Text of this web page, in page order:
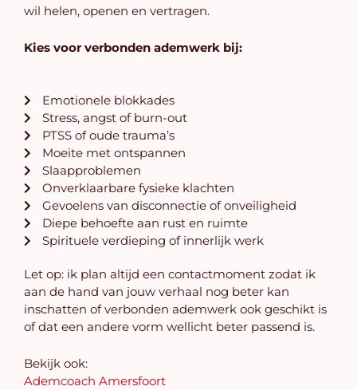
wil helen, openen en vertragen.
Kies voor verbonden ademwerk bij:
Emotionele blokkades
Stress, angst of burn-out
PTSS of oude trauma’s
Moeite met ontspannen
Slaapproblemen
Onverklaarbare fysieke klachten
Gevoelens van disconnectie of onveiligheid
Diepe behoefte aan rust en ruimte
Spirituele verdieping of innerlijk werk
Let op: ik plan altijd een contactmoment zodat ik
aan de hand van jouw verhaal nog beter kan
inschatten of verbonden ademwerk ook geschikt is
of dat een andere vorm wellicht beter passend is.
Bekijk ook:
Ademcoach Amersfoort